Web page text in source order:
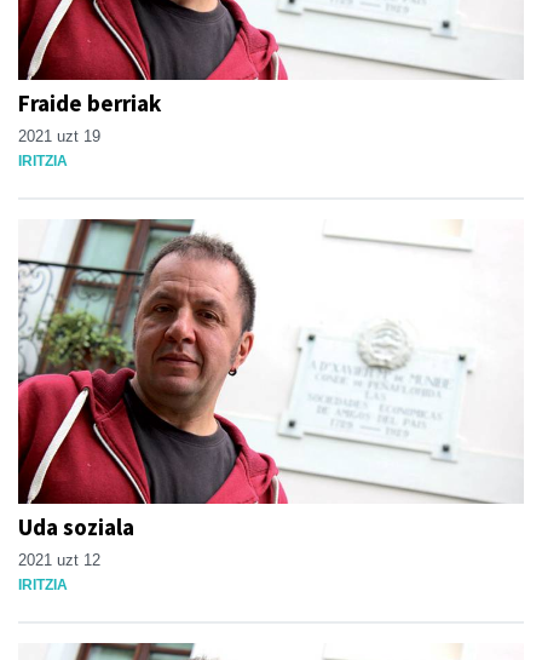
Fraide berriak
2021 uzt 19
IRITZIA
Uda soziala
2021 uzt 12
IRITZIA